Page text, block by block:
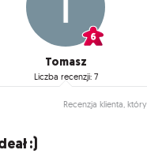
Tomasz
Liczba recenzji: 7
Recenzja klienta,
:)